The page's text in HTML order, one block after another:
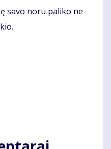
sa­vo no­ru pa­li­ko ne­